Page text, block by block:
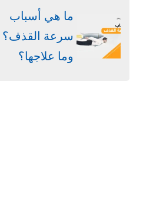
ما هي أسباب
سرعة القذف؟
وما علاجها؟